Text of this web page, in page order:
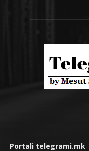
Portali telegrami.mk